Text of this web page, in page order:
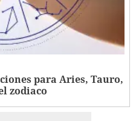
para Aries, Tauro,
zodiaco